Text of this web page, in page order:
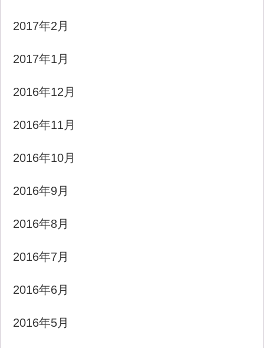
2017年2月
2017年1月
2016年12月
2016年11月
2016年10月
2016年9月
2016年8月
2016年7月
2016年6月
2016年5月